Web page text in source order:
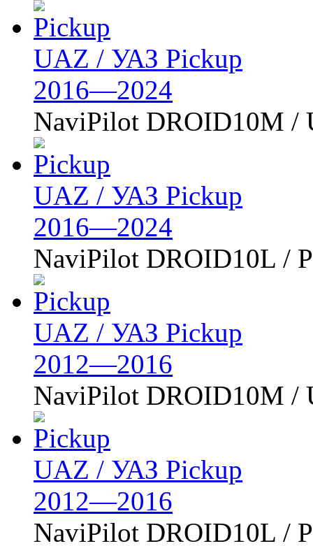
UAZ / УАЗ Pickup
2016—2024
NaviPilot DROID10M /
UAZ / УАЗ Pickup
2016—2024
NaviPilot DROID10L /
UAZ / УАЗ Pickup
2012—2016
NaviPilot DROID10M /
UAZ / УАЗ Pickup
2012—2016
NaviPilot DROID10L /